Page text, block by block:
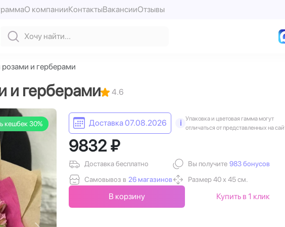
О компанииКонтактыВакансииОтзывы
розами и герберами
и герберами 4.6
кешбек 30% Доставка 07.08.2026 i
Упаковка и цветовая гамма могут
отличаться от представленных на
9832 ₽
Доставка бесплатно
Самовывоз в 26 магазинов
Вы получите 983 бонусов
Размер 40 х 45 см.
В корзину Купить в 1 клик